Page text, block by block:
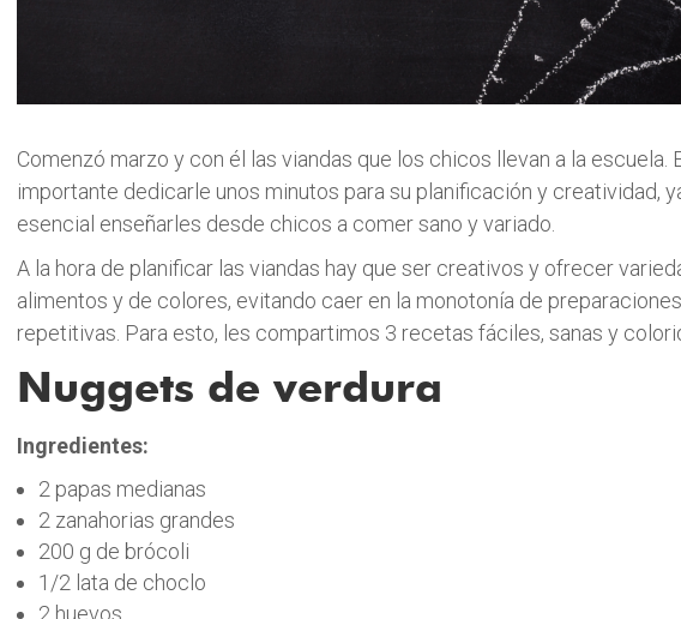
Comenzó marzo y con él las viandas que los chicos llevan a la escuela.
importante dedicarle unos minutos para su planificación y creatividad,
esencial enseñarles desde chicos a comer sano y variado.
A la hora de planificar las viandas hay que ser creativos y ofrecer
alimentos y de colores, evitando caer en la monotonía de
repetitivas. Para esto, les compartimos 3 recetas fáciles, sanas y
Nuggets de verdura
Ingredientes:
2 papas medianas
2 zanahorias grandes
200 g de brócoli
1/2 lata de choclo
2 huevos